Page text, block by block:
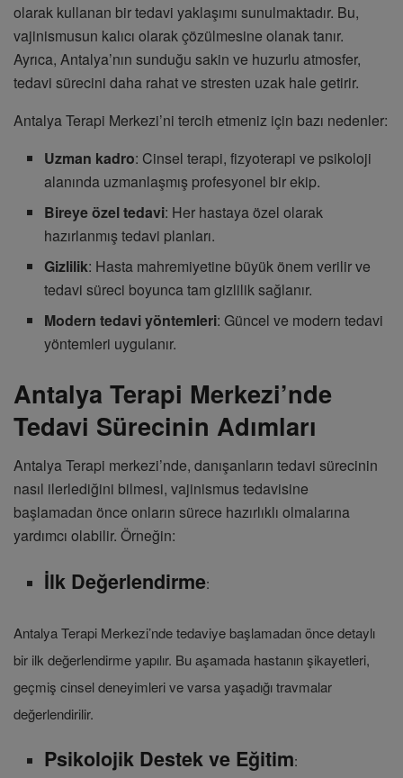
olarak kullanan bir tedavi yaklaşımı sunulmaktadır. Bu,
vajinismusun kalıcı olarak çözülmesine olanak tanır.
Ayrıca, Antalya’nın sunduğu sakin ve huzurlu atmosfer,
tedavi sürecini daha rahat ve stresten uzak hale getirir.
Antalya Terapi Merkezi’ni tercih etmeniz için bazı nedenler:
Uzman kadro: Cinsel terapi, fizyoterapi ve psikoloji
alanında uzmanlaşmış profesyonel bir ekip.
Bireye özel tedavi: Her hastaya özel olarak
hazırlanmış tedavi planları.
Gizlilik: Hasta mahremiyetine büyük önem verilir ve
tedavi süreci boyunca tam gizlilik sağlanır.
Modern tedavi yöntemleri: Güncel ve modern tedavi
yöntemleri uygulanır.
Antalya Terapi Merkezi’nde
Tedavi Sürecinin Adımları
Antalya Terapi merkezi’nde, danışanların tedavi sürecinin
nasıl ilerlediğini bilmesi, vajinismus tedavisine
başlamadan önce onların sürece hazırlıklı olmalarına
yardımcı olabilir. Örneğin:
İlk Değerlendirme:
Antalya Terapi Merkezi’nde tedaviye başlamadan önce detaylı
bir ilk değerlendirme yapılır. Bu aşamada hastanın şikayetleri,
geçmiş cinsel deneyimleri ve varsa yaşadığı travmalar
değerlendirilir.
Psikolojik Destek ve Eğitim: